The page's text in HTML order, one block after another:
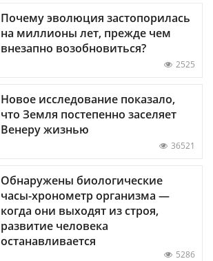
Почему эволюция застопорилась
на миллионы лет, прежде чем
внезапно возобновиться?
2525
Новое исследование показало,
что Земля постепенно заселяет
Венеру жизнью
36521
Обнаружены биологические
часы-хронометр организма —
когда они выходят из строя,
развитие человека
останавливается
5286